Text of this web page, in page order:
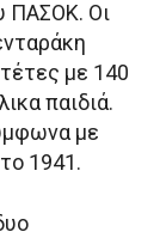
ΠΑΣΟΚ. Οι
με 140
παιδιά.
με
1941.